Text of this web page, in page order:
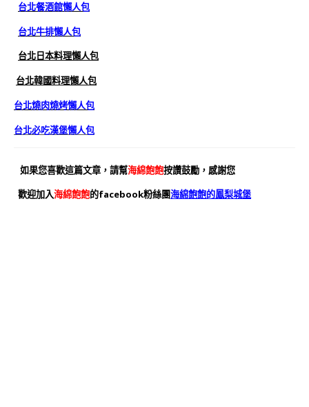
台北餐酒館懶人包
台北牛排懶人包
台北日本料理懶人包
台北韓國料理懶人包
台北燒肉燒烤懶人包
台北必吃漢堡懶人包
如果您喜歡這篇文章，請幫海綿飽飽按讚鼓勵，感謝您
歡迎加入海綿飽飽的facebook粉絲團海綿飽飽的鳳梨城堡